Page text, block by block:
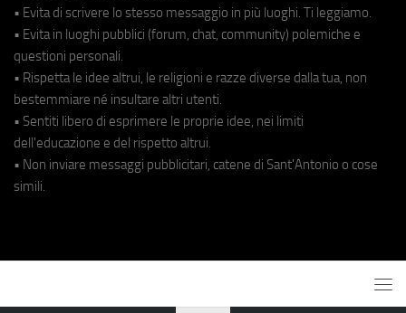
• Evita di scrivere lo stesso messaggio in più luoghi. Ti leggiamo.
• Evita in luoghi pubblici (forum, chat, community) polemiche e
questioni personali.
• Rispetta le idee altrui, le religioni e razze diverse dalla tua, non
bestemmiare né insultare altri utenti.
• Sentiti libero di esprimere le proprie idee, nei limiti
dell'educazione e del rispetto altrui.
• Non inviare messaggi pubblicitari, catene di Sant'Antonio o cose
simili.